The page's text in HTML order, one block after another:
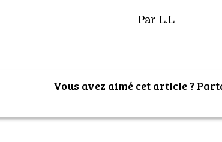
Par L.L
Vous avez aimé cet article ?